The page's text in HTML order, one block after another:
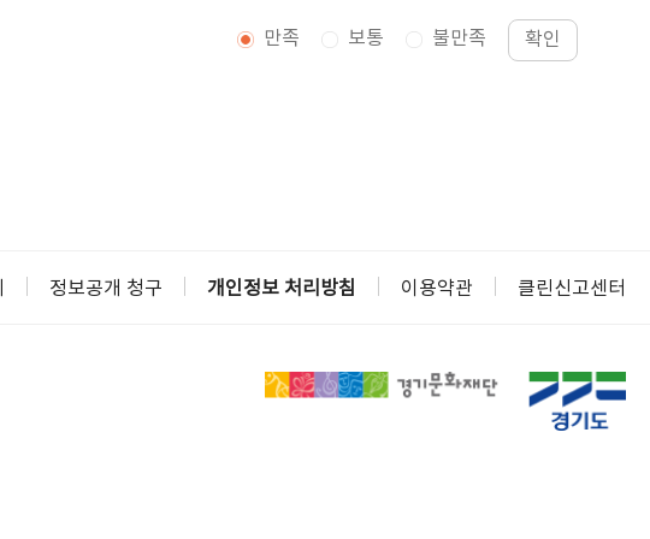
만족 보통 불만족 확인
정보공개 청구 개인정보 처리방침 이용약관 클린신고센터